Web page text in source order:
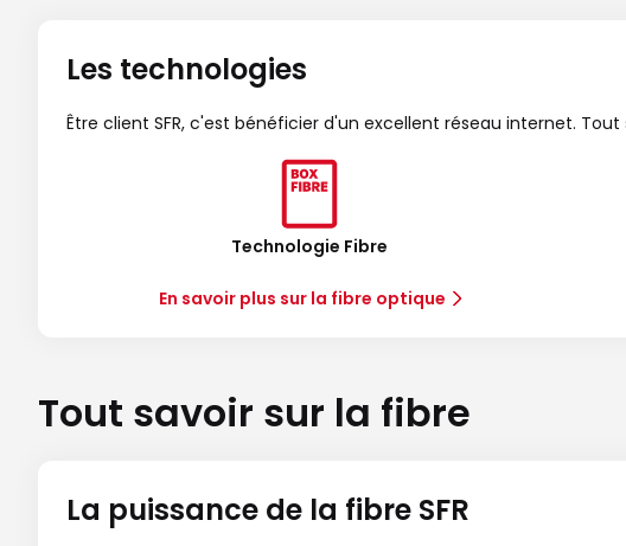
Les technologies
Être client SFR, c'est bénéficier d'un excellent réseau internet.
Technologie Fibre
En savoir plus sur la fibre optique
Tout savoir sur la fibre
La puissance de la fibre SFR